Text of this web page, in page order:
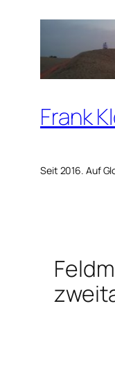
springen
Frank
Seit 2016. Auf